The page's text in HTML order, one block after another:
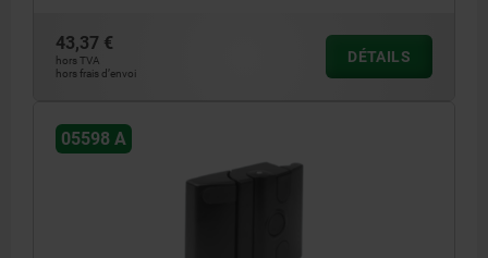
43,37 €
hors TVA
hors frais d’envoi
DÉTAILS
05598 A